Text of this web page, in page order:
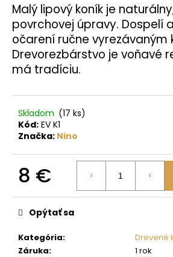
Malý lipový koník je
povrchovej úpravy. Dospelí
očarení ručne vyrezávaným
Drevorezbárstvo je voňavé
má tradíciu.
Skladom (17 ks)
Kód: EV K1
Značka: Nino
8 €
cena:
Kategória:
Drevené
Záruka:
1 rok
Opýtať sa
O
d
p
o
č
a
m
e